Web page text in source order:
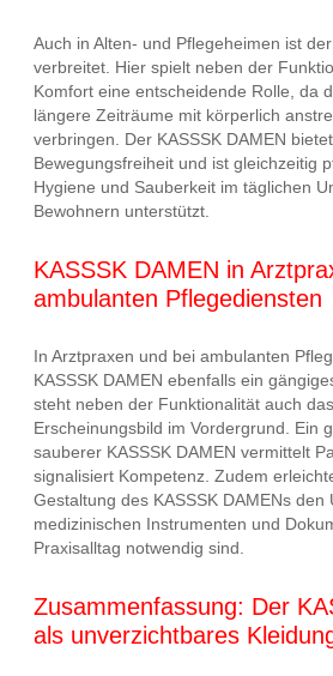
Auch in Alten- und Pflegeheimen ist
verbreitet. Hier spielt neben der
Komfort eine entscheidende Rolle, da
längere Zeiträume mit körperlich
verbringen. Der KASSSK DAMEN
Bewegungsfreiheit und ist gleichzeitig
Hygiene und Sauberkeit im täglichen
Bewohnern unterstützt.
KASSSK DAMEN in
ambulanten Pflegediensten
In Arztpraxen und bei ambulanten
KASSSK DAMEN ebenfalls ein
steht neben der Funktionalität auch
Erscheinungsbild im Vordergrund. Ein
sauberer KASSSK DAMEN vermittelt
signalisiert Kompetenz. Zudem
Gestaltung des KASSSK DAMENs den
medizinischen Instrumenten und
Praxisalltag notwendig sind.
Zusammenfassung: Der
als unverzichtbares